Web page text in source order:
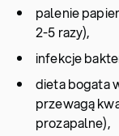
palenie
2-5 razy),
infekcje
dieta bogata
przewagą
prozapalne),